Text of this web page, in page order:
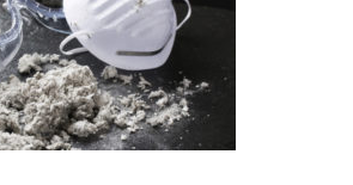
DE FORMATIONS
NOS FORMATIONS PAR MÉTIER
NOS FORMATIONS SÉCURITÉ
PERFECTIONNEMENTS PAR MÉTIER
NOS FORMATIONS SUR DEMANDE